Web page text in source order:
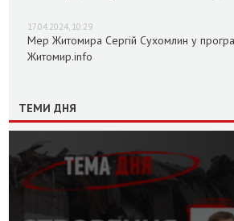
17.04.2024, 10:29
Мер Житомира Сергій Сухомлин у
Житомир.info
ТЕМИ ДНЯ